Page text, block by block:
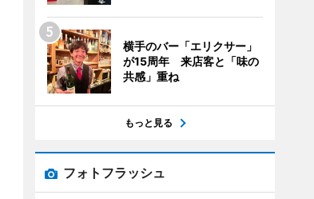
横手のバー「エリクサー」
が15周年 来店客と「味の
共感」重ね
もっと見る
フォトフラッシュ